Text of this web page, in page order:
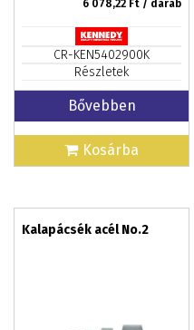
6 078,22 Ft / darab
CR-KEN5402900K
Részletek
Bővebben
Kosárba
Kalapácsék acél No.2